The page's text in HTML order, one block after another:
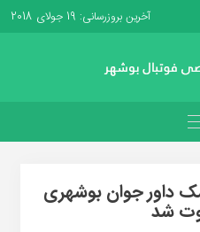
آخرین بروزرسانی: 19 جولای 2018
داور جوان بوشهری
شد